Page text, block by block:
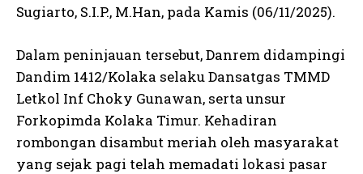
Sugiarto, S.I.P., M.Han, pada Kamis (06/11/2025).
Dalam peninjauan tersebut, Danrem didampingi
Dandim 1412/Kolaka selaku Dansatgas TMMD
Letkol Inf Choky Gunawan, serta unsur
Forkopimda Kolaka Timur. Kehadiran
rombongan disambut meriah oleh masyarakat
yang sejak pagi telah memadati lokasi pasar